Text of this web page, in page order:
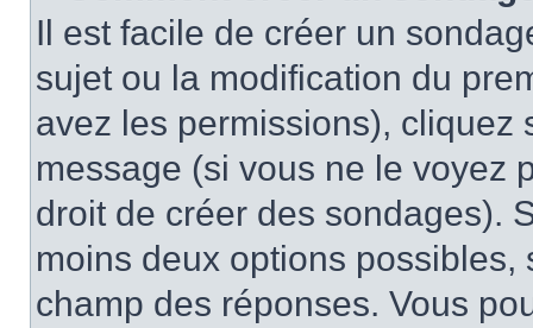
Il est facile de créer un
sujet ou la modification du
avez les permissions), cliquez
message (si vous ne le voyez
droit de créer des sondages).
moins deux options
champ des réponses. Vous